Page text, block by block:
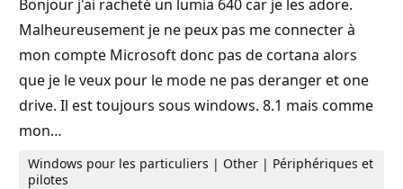
Bonjour j'ai racheté un lumia 640 car je les adore.
Malheureusement je ne peux pas me connecter à
mon compte Microsoft donc pas de cortana alors
que je le veux pour le mode ne pas deranger et one
drive. Il est toujours sous windows. 8.1 mais comme
mon…
Windows pour les particuliers | Other | Périphériques et
pilotes